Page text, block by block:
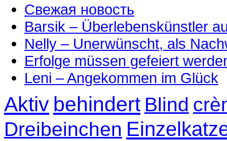
Свежая новость
Barsik – Überlebenskünstler
Nelly – Unerwünscht, als
Erfolge müssen gefeiert
Leni – Angekommen im Glück
Aktiv behindert Blind
Dreibeinchen